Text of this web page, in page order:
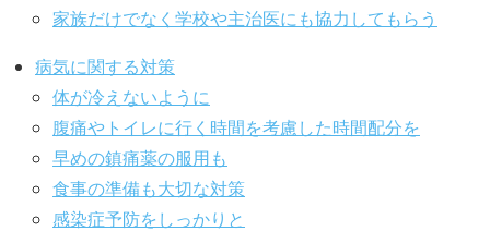
家族だけでなく学校や主治医にも協力してもらう
病気に関する対策
体が冷えないように
腹痛やトイレに行く時間を考慮した時間配分を
早めの鎮痛薬の服用も
食事の準備も大切な対策
感染症予防をしっかりと